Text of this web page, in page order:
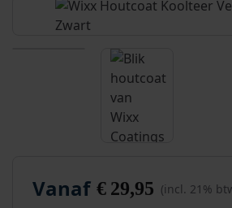
Vanaf €29,95 (incl. 21%